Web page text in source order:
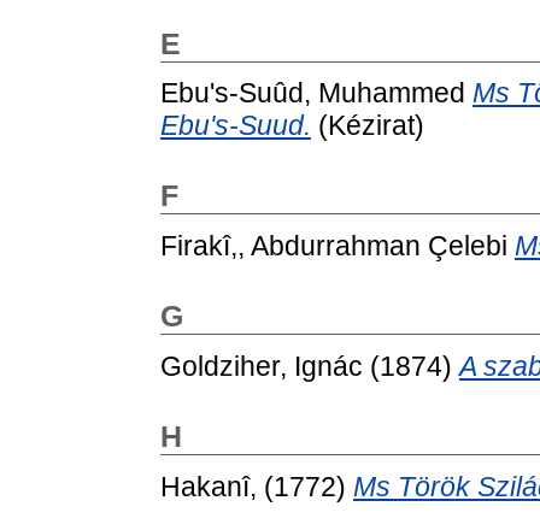
E
Ebu's-Suûd, Muhammed Ms
Ebu's-Suud. (Kézirat)
F
Firakî,, Abdurrahman Çelebi
G
Goldziher, Ignác (1874)A
H
Hakanî, (1772) Ms Török